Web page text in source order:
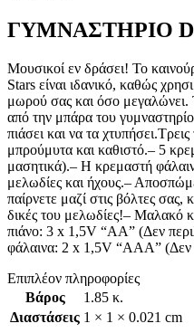
ΓΥΜΝΑΣΤΗΡΙΟ
Μουσικοί εν δράσει! Το
Stars είναι ιδανικό, καθώς
μωρού σας και όσο μεγαλώνει.
από την μπάρα του
πιάσει και να τα
μπρούμυτα και καθιστό.– 5
μασητικά).– Η κρεμαστή
μελωδίες και ήχους.–
παίρνετε μαζί στις βόλτες σας,
δικές του μελωδίες!– Μαλακό
πιάνο: 3 x 1,5V “ΑΑ” (Δεν
φάλαινα: 2 x 1,5V “ΑΑΑ” (Δεν
Επιπλέον πληροφορίες
Βάρος
1.85 κ.
Διαστάσεις 1 × 1 × 0.021 cm